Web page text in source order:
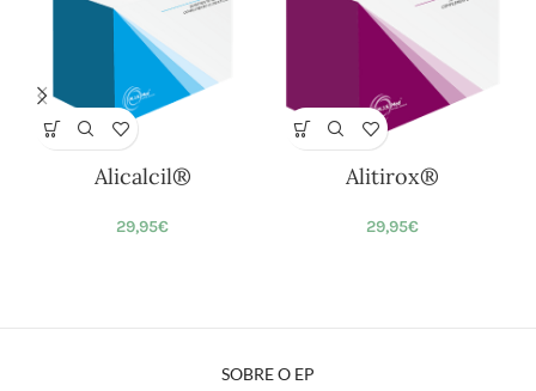
Alicalcil®
29,95€
Alitirox®
29,95€
SOBRE O EP